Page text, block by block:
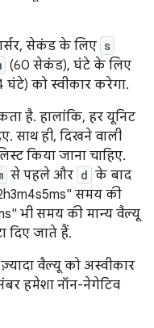
सेकंड के लिए s
(60 सेकंड), घंटे के लिए
घंटे) को स्वीकार करेगा.
है. हालांकि, हर यूनिट
साथ ही, दिखने वाली
किया जाना चाहिए.
से पहले और d के बाद
समय की
भी समय की मान्य वैल्यू
दिए जाते हैं.
वैल्यू को अस्वीकार
हमेशा नॉन-नेगेटिव